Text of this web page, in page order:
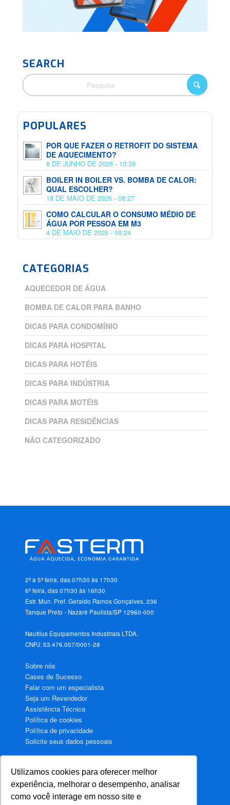
Utilizamos cookies para oferecer melhor
experiência, melhorar o desempenho, analisar
como você interage em nosso site e
SEARCH
POPULARES
POR QUE FAZER O RETROFIT DO SISTEMA
DE AQUECIMENTO?
8 DE JUNHO DE 2026 - 13:39
BOILER IN BOILER VS. BOMBA DE CALOR:
QUAL ESCOLHER?
18 DE MAIO DE 2026 - 08:27
COMO CALCULAR O CONSUMO MÉDIO DE
ÁGUA POR PESSOA EM M3
4 DE MAIO DE 2026 - 09:24
CATEGORIAS
AQUECEDOR DE ÁGUA
BOMBA DE CALOR PARA BANHO
DICAS PARA CONDOMÍNIO
DICAS PARA HOSPITAL
DICAS PARA HOTÉIS
DICAS PARA INDÚSTRIA
DICAS PARA MOTÉIS
DICAS PARA RESIDÊNCIAS
NÃO CATEGORIZADO
2ª a 5ª feira, das 07h30 às 17h30
6ª feira, das 07h30 às 16h30
Estr. Mun. Pref. Geraldo Ramos Gonçalves, 236
Tanque Preto - Nazaré Paulista/SP 12960-000
Nautilus Equipamentos Industriais LTDA.
CNPJ: 53.476.057/0001-28
Sobre nós
Cases de Sucesso
Falar com um especialista
Seja um Revendedor
Assistência Técnica
Política de cookies
Política de privacidade
Solicite seus dados pessoais
Aquecimento de água para Hotéis
Aquecimento de água para Motéis